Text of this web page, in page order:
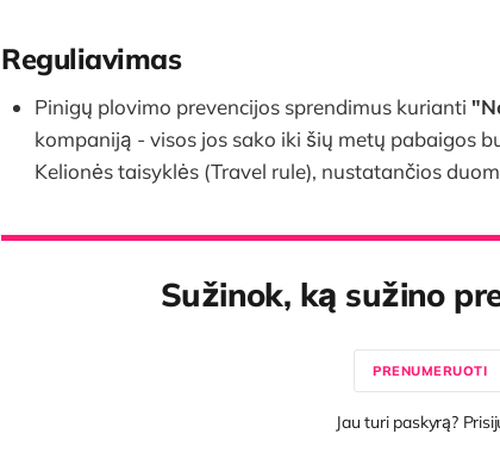
Reguliavimas
Pinigų plovimo prevencijos sprendimus kurianti
kompaniją - visos jos sako iki šių metų pabaigos
Kelionės taisyklės (Travel rule), nustatančios
Sužinok, ką sužino
PRENUMERUOTI
Jau turi paskyrą?